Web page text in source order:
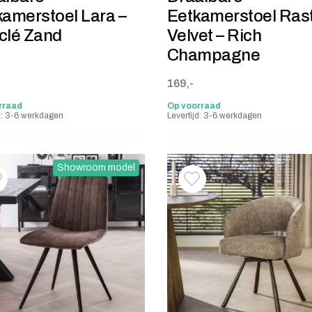
Lara –
Zand
3-6 werkdagen
Eetkamerstoel
Velvet – Rich
Champagne
169,-
Op voorraad
Levertijd: 3-6 werkdagen
Showroom model
aan verlanglijstje
van verlanglijst Toevoegen aan
Verwijderen van